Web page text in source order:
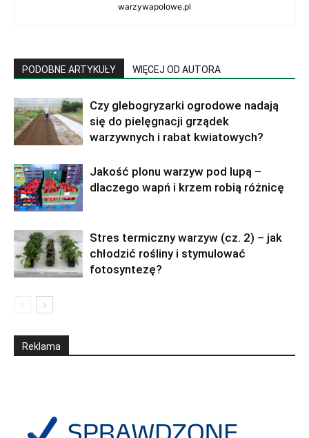
warzywapolowe.pl
PODOBNE ARTYKUŁY WIĘCEJ OD AUTORA
Czy glebogryzarki ogrodowe nadają
się do pielęgnacji grządek
warzywnych i rabat kwiatowych?
Jakość plonu warzyw pod lupą –
dlaczego wapń i krzem robią różnicę
Stres termiczny warzyw (cz. 2) – jak
chłodzić rośliny i stymulować
fotosyntezę?
Reklama